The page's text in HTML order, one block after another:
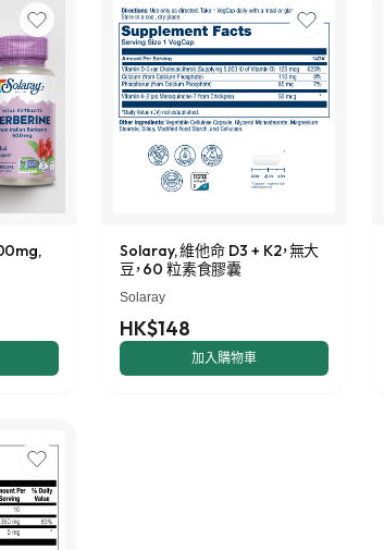
Solaray, 維他命 D3 + K2，無大
豆，60 粒素食膠囊
Solaray
HK$148
加入購物車